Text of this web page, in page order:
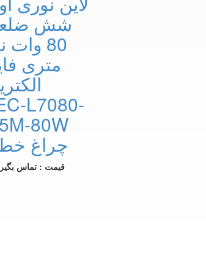
شش
80 وات
متری
L7080-
80W
چراغ
قیمت : تماس